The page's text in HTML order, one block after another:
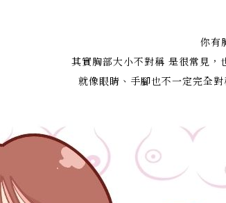
你有
其實胸部大小不對稱 是很常見，
就像眼睛、手腳也不一定完全